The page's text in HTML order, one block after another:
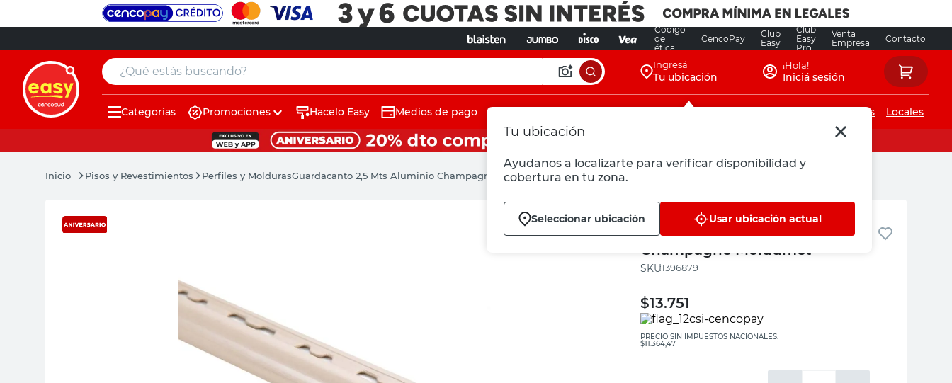
Código
de
ética
CencoPay
Club
Easy
Club
Easy
Pro
Venta
Empresa
Contacto
¿Qué estás buscando? Ingresá
Tu ubicación
Tu ubicación
Ayudanos a localizarte para verificar disponibilidad y
cobertura en tu zona.
Seleccionar ubicación Usar ubicación actual
¡Hola!
Iniciá sesión
Categorías Promociones Hacelo Easy Medios de pago Servicios de instalaciones Locales
Pisos y Revestimientos Perfiles y MoldurasGuardacanto 2,5 Mts Aluminio Champagne Moldumet
Moldumet
Guardacanto 2,5 Mts Aluminio
Champagne Moldumet
:1396879
$13.751
PRECIO SIN IMPUESTOS NACIONALES:
$11.364,47
muebles